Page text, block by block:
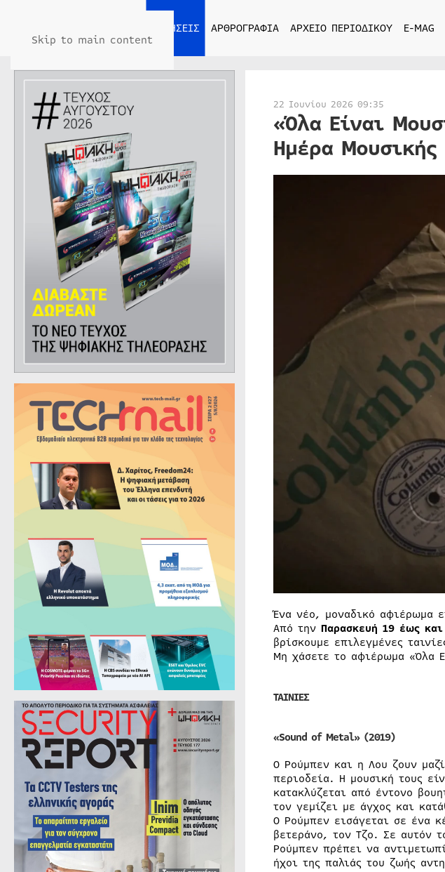
Skip to main content
ΕΙΔΗΣΕΙΣ ΑΡΘΡΟΓΡΑΦΙΑ ΑΡΧΕΙΟ ΠΕΡΙΟΔΙΚΟΥ E-MAG
22 Ιουνίου 2026 09:35
«Όλα Είναι
Ημέρα
Ένα νέο, μοναδικό αφιέρωμα
Από την Παρασκευή 19 έως
βρίσκουμε επιλεγμένες
Μη χάσετε το αφιέρωμα «Όλα
ΤΑΙΝΙΕΣ
«Sound of Metal»(2019)
Ο Ρούμπεν και η Λου ζουν
περιοδεία. Η μουσική τους
κατακλύζεται από έντονο
τον γεμίζει με άγχος και
Ο Ρούμπεν εισάγεται σε ένα
βετεράνο, τον Τζο. Σε αυτόν
Ρούμπεν πρέπει να
ήχοι της παλιάς του ζωής